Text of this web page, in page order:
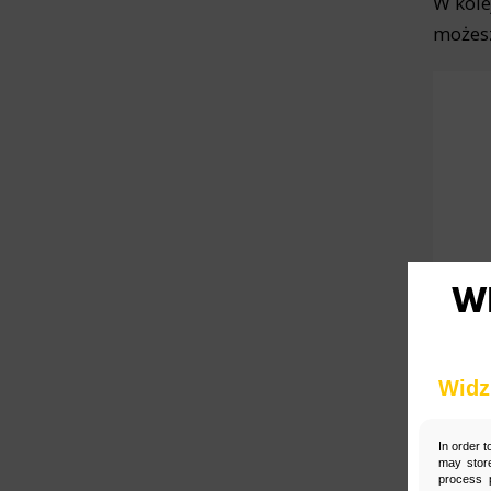
In order
may
process